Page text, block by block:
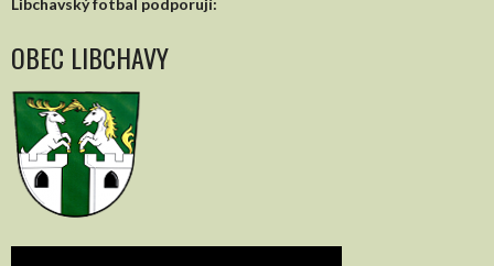
OBEC LIBCHAVY